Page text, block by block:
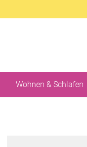
Wohnen & Schlafen